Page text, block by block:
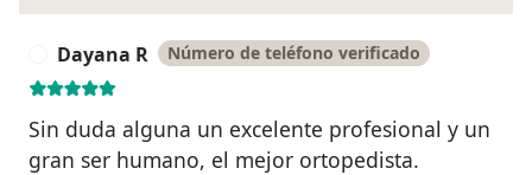
Dayana R Número de teléfono verificado
Sin duda alguna un excelente profesional y un
gran ser humano, el mejor ortopedista.